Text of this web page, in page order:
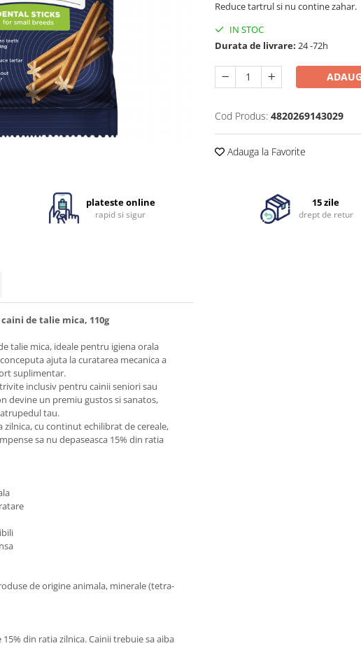
Reduce tartrul si nu contine zahar.
IN STOC
Durata de livrare: 24 -72h
Cod Produs: 4820269143029
Adauga la Favorite
plateste online
rapid si sigur
15 zile
drept de retur
de talie mica, 110g
talie mica, ideale pentru igiena orala
ajuta la curatarea mecanica a
suplimentar.
inclusiv pentru cainii seniori sau
devine un premiu gustos si sanatos,
tau.
cu continut echilibrat de cereale,
sa nu depaseasca 15% din ratia
de origine animala, minerale (tetra-
din ratia zilnica. Cainii trebuie sa aiba